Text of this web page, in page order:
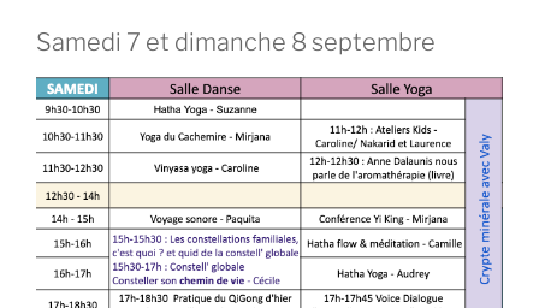
Samedi 7 et dimanche 8 septembre